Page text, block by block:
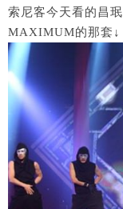
索尼客今天看的昌
MAXIMUM的那套↓